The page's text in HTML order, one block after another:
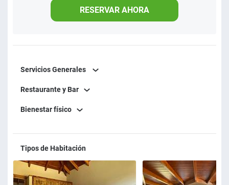
RESERVAR AHORA
Servicios Generales
Restaurante y Bar
Bienestar físico
Tipos de Habitación